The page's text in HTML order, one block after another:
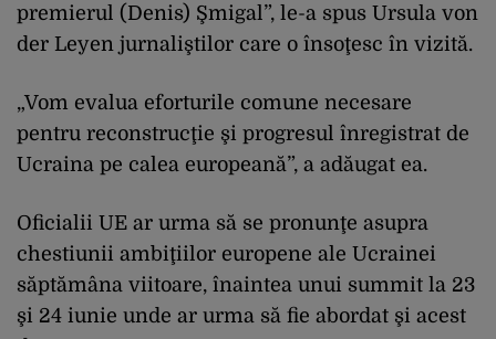
premierul (Denis) Şmigal”, le-a spus Ursula von
der Leyen jurnaliştilor care o însoţesc în vizită.
„Vom evalua eforturile comune necesare
pentru reconstrucţie şi progresul înregistrat de
Ucraina pe calea europeană”, a adăugat ea.
Oficialii UE ar urma să se pronunţe asupra
chestiunii ambiţiilor europene ale Ucrainei
săptămâna viitoare, înaintea unui summit la 23
şi 24 iunie unde ar urma să fie abordat şi acest